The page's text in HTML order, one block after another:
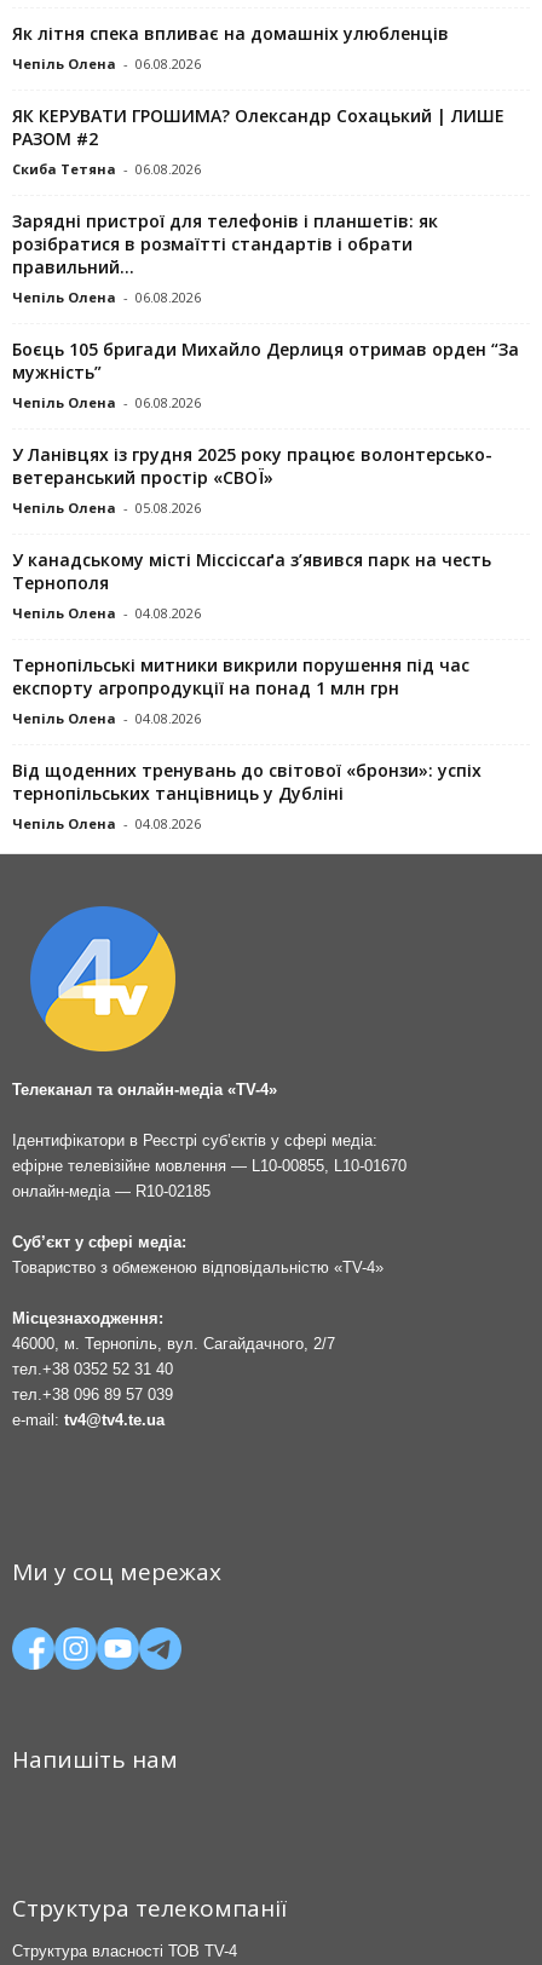
Як літня спека впливає на домашніх улюбленців
Чепіль Олена - 06.08.2026
ЯК КЕРУВАТИ ГРОШИМА? Олександр Сохацький | ЛИШЕ
РАЗОМ #2
Скиба Тетяна - 06.08.2026
Зарядні пристрої для телефонів і планшетів: як
розібратися в розмаїтті стандартів і обрати
правильний...
Чепіль Олена - 06.08.2026
Боєць 105 бригади Михайло Дерлиця отримав орден “За
мужність”
Чепіль Олена - 06.08.2026
У Ланівцях із грудня 2025 року працює волонтерсько-
ветеранський простір «СВОЇ»
Чепіль Олена - 05.08.2026
У канадському місті Міссіссаґа з’явився парк на честь
Тернополя
Чепіль Олена - 04.08.2026
Тернопільські митники викрили порушення під час
експорту агропродукції на понад 1 млн грн
Чепіль Олена - 04.08.2026
Від щоденних тренувань до світової «бронзи»: успіх
тернопільських танцівниць у Дубліні
Чепіль Олена - 04.08.2026
Телеканал та онлайн-медіа «TV-4»
Ідентифікатори в Реєстрі суб’єктів у сфері медіа:
ефірне телевізійне мовлення — L10-00855, L10-01670
онлайн-медіа — R10-02185
Суб’єкт у сфері медіа:
Товариство з обмеженою відповідальністю «TV-4»
Місцезнаходження:
46000, м. Тернопіль, вул. Сагайдачного, 2/7
тел. +38 0352 52 31 40
тел. +38 096 89 57 039
e-mail: tv4@tv4.te.ua
Ми у соц мережах
Напишіть нам
Структура телекомпанії
Структура власності ТОВ TV-4